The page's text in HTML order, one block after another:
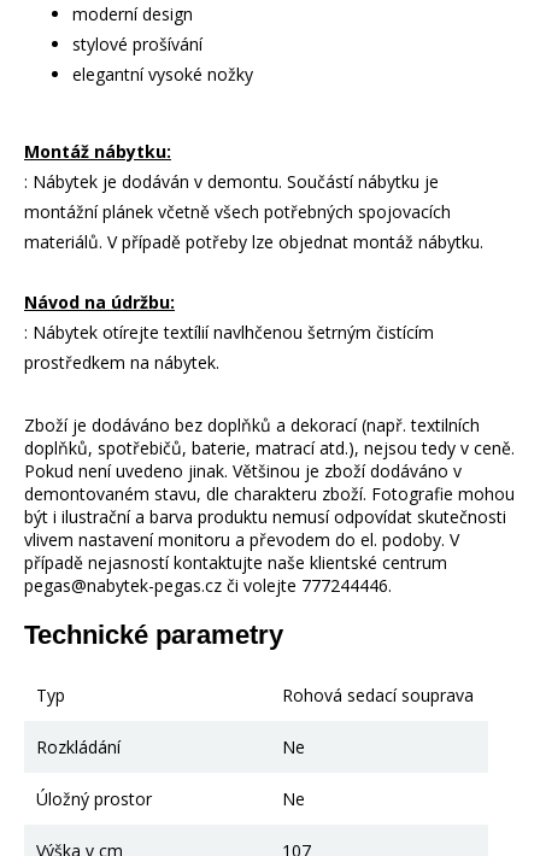
moderní design
stylové prošívání
elegantní vysoké nožky
Montáž nábytku:
: Nábytek je dodáván v demontu. Součástí nábytku je
montážní plánek včetně všech potřebných spojovacích
materiálů. V případě potřeby lze objednat montáž nábytku.
Návod na údržbu:
: Nábytek otírejte textílií navlhčenou šetrným čistícím
prostředkem na nábytek.
Zboží je dodáváno bez doplňků a dekorací (např. textilních
doplňků, spotřebičů, baterie, matrací atd.), nejsou tedy v ceně.
Pokud není uvedeno jinak. Většinou je zboží dodáváno v
demontovaném stavu, dle charakteru zboží. Fotografie mohou
být i ilustrační a barva produktu nemusí odpovídat skutečnosti
vlivem nastavení monitoru a převodem do el. podoby. V
případě nejasností kontaktujte naše klientské centrum
pegas@nabytek-pegas.cz či volejte 777244446.
Technické parametry
Typ Rohová sedací souprava
Rozkládání Ne
Úložný prostor Ne
Výška v cm 107